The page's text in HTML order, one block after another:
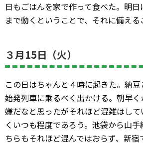
日もごはんを家で作って食べた。明
まで動くということで、それに備える
３月15日（火）
この日はちゃんと４時に起きた。納豆
始発列車に乗るべく出かける。朝早
嫌だなと思ったがそれほど混雑はし
くいつも程度であろう。池袋から山
ちらもそれほど混んではおらず、新宿